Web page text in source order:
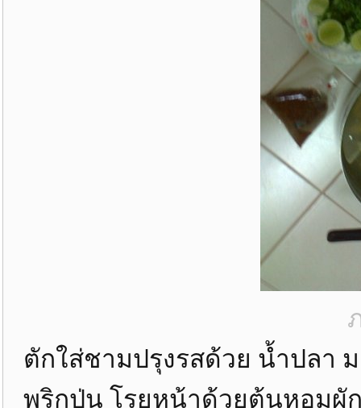
ตักใส่ชามปรุงรสด้วย น้ำปลา
พริกป่น โรยหน้าด้วยต้นหอมผั